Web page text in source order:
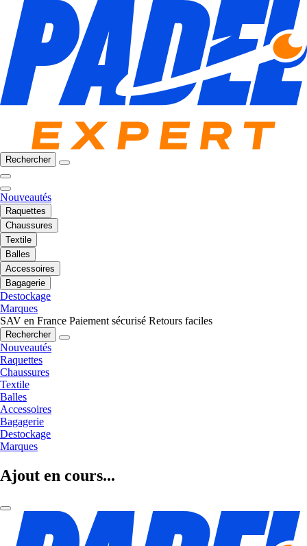
Rechercher
Nouveautés
Raquettes
Chaussures
Textile
Balles
Accessoires
Bagagerie
Destockage
Marques
SAV en France Paiement sécurisé Retours faciles
Rechercher
Nouveautés
Raquettes
Chaussures
Textile
Balles
Accessoires
Bagagerie
Destockage
Marques
Ajout en cours...